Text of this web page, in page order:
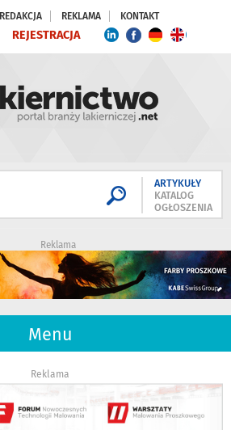
REDAKCJA REKLAMA KONTAKT
REJESTRACJA
ARTYKUŁY
KATALOG
OGŁOSZENIA
Reklama
Menu
Reklama